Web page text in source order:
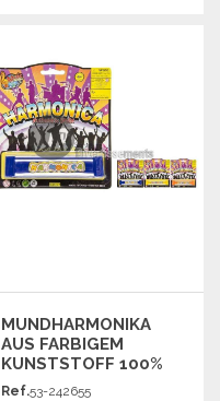
Angebot anfordern
MUNDHARMONIKA
AUS FARBIGEM
KUNSTSTOFF 100%
RECYCELBAR
Ref.53-242655